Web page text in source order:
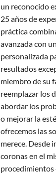
un reconocido
25 años de
práctica
avanzada con
personalizada
resultados
miembro de su
reemplazar los
abordar los
o mejorar la
ofrecemos las
merece. Desde
coronas en el
procedimientos